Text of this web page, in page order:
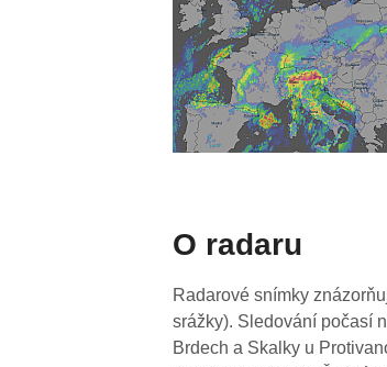
O radaru
Radarové snímky
srážky). Sledování počasí
Brdech a Skalky u